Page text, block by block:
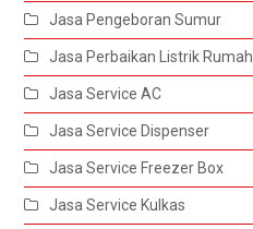
Jasa Pengeboran Sumur
Jasa Perbaikan Listrik Rumah
Jasa Service AC
Jasa Service Dispenser
Jasa Service Freezer Box
Jasa Service Kulkas